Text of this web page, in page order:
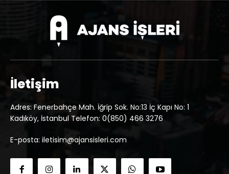
İletişim
Adres: Fenerbahçe Mah. İğrip Sok. No:13 İç Kapı No: 1
Kadıköy, İstanbul Telefon: 0(850) 466 3276
E-posta: iletisim@ajansisleri.com